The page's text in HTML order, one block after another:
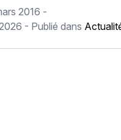
2016 -
- Publié dans
animal aura une belle